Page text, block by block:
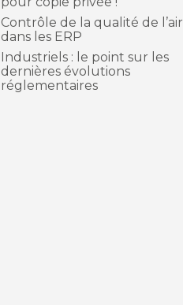
Contrôle de la qualité de l’air
dans les ERP
Industriels : le point sur les
dernières évolutions
réglementaires